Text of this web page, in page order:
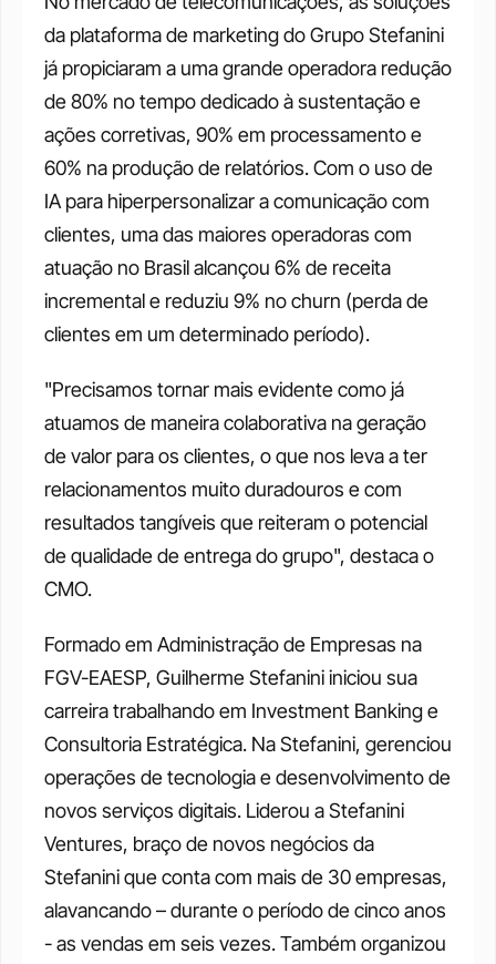
da plataforma de marketing do Grupo Stefanini
já propiciaram a uma grande operadora redução
de 80% no tempo dedicado à sustentação e
ações corretivas, 90% em processamento e
60% na produção de relatórios. Com o uso de
IA para hiperpersonalizar a comunicação com
clientes, uma das maiores operadoras com
atuação no Brasil alcançou 6% de receita
incremental e reduziu 9% no churn (perda de
clientes em um determinado período).
"Precisamos tornar mais evidente como já
atuamos de maneira colaborativa na geração
de valor para os clientes, o que nos leva a ter
relacionamentos muito duradouros e com
resultados tangíveis que reiteram o potencial
de qualidade de entrega do grupo", destaca o
CMO.
Formado em Administração de Empresas na
FGV-EAESP, Guilherme Stefanini iniciou sua
carreira trabalhando em Investment Banking e
Consultoria Estratégica. Na Stefanini, gerenciou
operações de tecnologia e desenvolvimento de
novos serviços digitais. Liderou a Stefanini
Ventures, braço de novos negócios da
Stefanini que conta com mais de 30 empresas,
alavancando – durante o período de cinco anos
- as vendas em seis vezes. Também organizou